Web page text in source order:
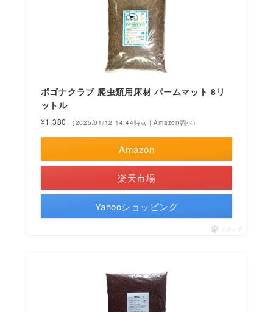
ポゴナクラブ 爬虫類用床材 パームマット 8リ
ットル
¥1,380 （2025/01/12 14:44時点 | Amazon調べ）
Amazon
楽天市場
Yahooショッピング
ポチップ